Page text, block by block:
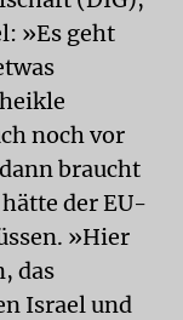
»Es geht
noch vor
braucht
der EU-
»Hier
das
Israel und